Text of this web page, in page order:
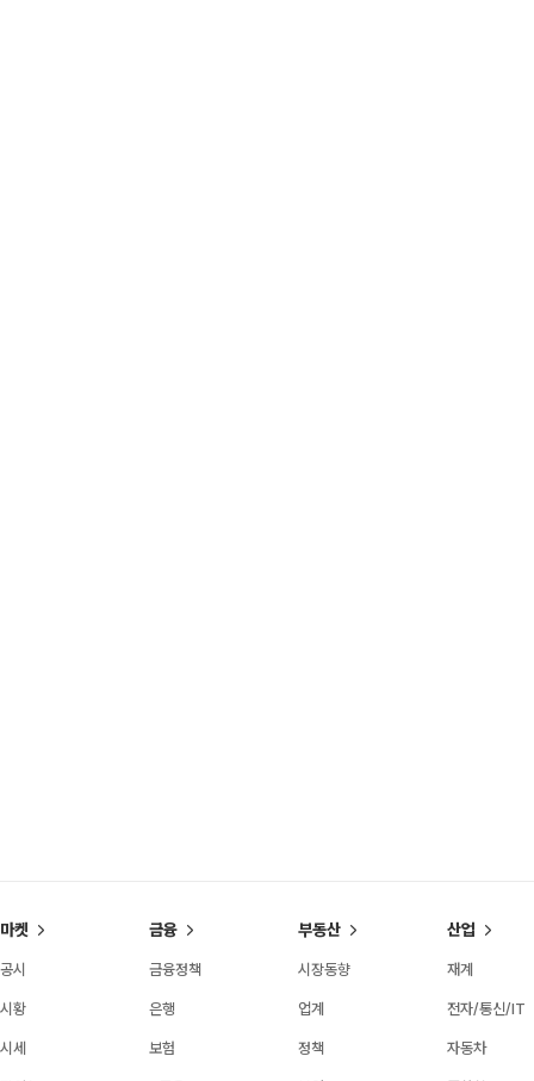
마켓
공시
시황
시세
금융
금융정책
은행
보험
부동산
시장동향
업계
정책
산업
재계
전자/통신/IT
자동차